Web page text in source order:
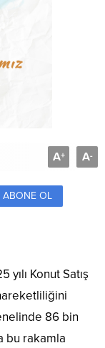
A+ A-
ABONE OL
Konut Satış
86 bin
bu rakamla